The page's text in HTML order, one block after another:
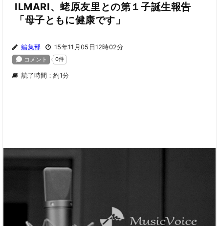
ILMARI、蛯原友里との第１子誕生報告
「母子ともに健康です」
編集部 15年11月05日12時02分
読了時間：約1分